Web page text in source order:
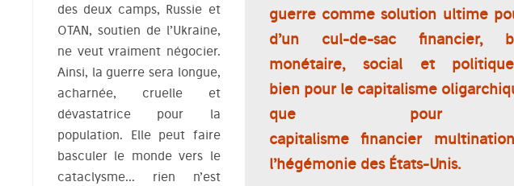
guerre comme solution ultime
d’un cul-de-sac financier,
monétaire, social et
bien pour le capitalisme
que pour
capitalisme financier
l’hégémonie des États-Unis.
des deux camps, Russie et
OTAN, soutien de l’Ukraine,
ne veut vraiment négocier.
Ainsi, la guerre sera longue,
acharnée, cruelle et
dévastatrice pour la
population. Elle peut faire
basculer le monde vers le
cataclysme… rien n’est